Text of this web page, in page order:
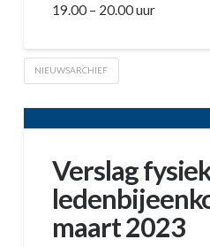
19.00 – 20.00 uur
NIEUWSARCHIEF
Verslag
maart 2023